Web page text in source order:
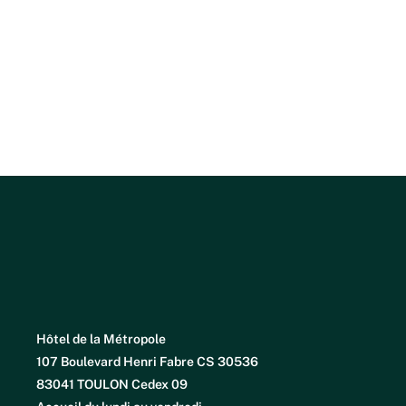
Hôtel de la Métropole
107 Boulevard Henri Fabre CS 30536
83041 TOULON Cedex 09